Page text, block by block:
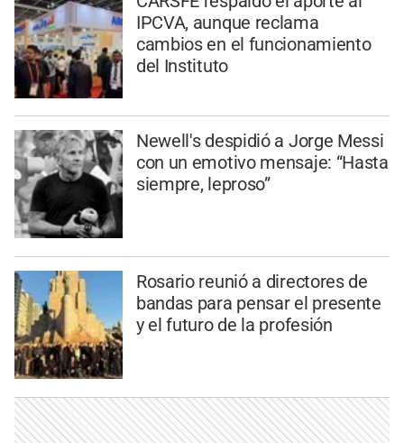
IPCVA, aunque reclama
cambios en el funcionamiento
del Instituto
Newell's despidió a Jorge Messi
con un emotivo mensaje: “Hasta
siempre, leproso”
Rosario reunió a directores de
bandas para pensar el presente
y el futuro de la profesión